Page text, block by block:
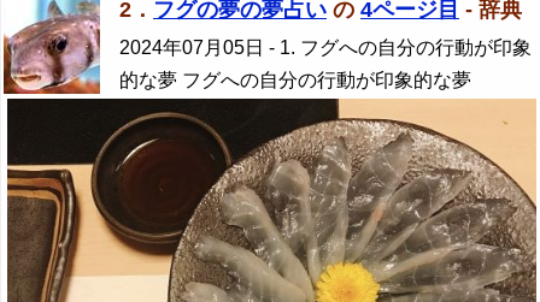
2． フグの夢の夢占い の 4ページ目 - 辞典
2024年07月05日 - 1. フグへの自分の行動が印象
的な夢 フグへの自分の行動が印象的な夢